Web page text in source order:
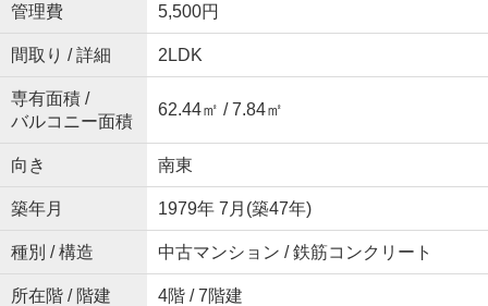
管理費 5,500円
間取り / 詳細 2LDK
専有面積 /
バルコニー面積
62.44㎡ / 7.84㎡
向き 南東
築年月 1979年 7月(築47年)
種別 / 構造 中古マンション / 鉄筋コンクリート
所在階 / 階建 4階 / 7階建